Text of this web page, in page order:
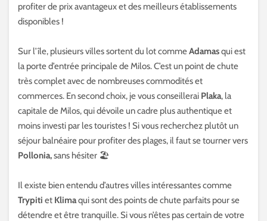
profiter de prix avantageux et des meilleurs établissements
disponibles !
Sur l’île, plusieurs villes sortent du lot commeAdamasqui est
la porte d’entrée principale de Milos. C’est un point de chute
très complet avec de nombreuses commodités et
commerces. En second choix, je vous conseillerai Plaka, la
capitale de Milos, qui dévoile un cadre plus authentique et
moins investi par les touristes ! Si vous recherchez plutôt un
séjour balnéaire pour profiter des plages, il faut se tourner vers
Pollonia,sans hésiter 🏖️
Il existe bien entendu d’autres villes intéressantes comme
Trypiti et Klimaqui sont des points de chute parfaits pour se
détendre et être tranquille. Si vous n’êtes pas certain de votre